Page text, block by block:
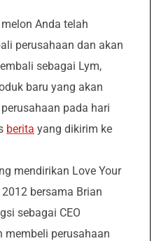
Anda telah
perusahaan dan akan
sebagai Lym,
baru yang akan
pada hari
berita yang dikirim ke
mendirikan Love Your
bersama Brian
sebagai CEO
membeli perusahaan